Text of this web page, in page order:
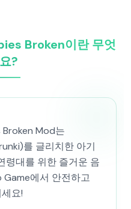
Broken이란 무엇
?
Mod는
를 글리치한 아기
령대를 위한 즐거운 음
Game에서 안전하고
요!